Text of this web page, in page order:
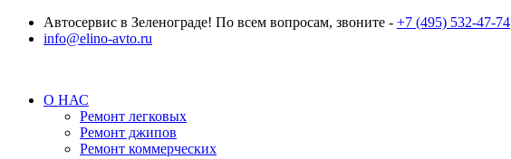
Автосервис в Зеленограде! По всем вопросам, звоните - +7 (495) 532-47-74
info@elino-avto.ru
О НАС
Ремонт легковых
Ремонт джипов
Ремонт коммерческих